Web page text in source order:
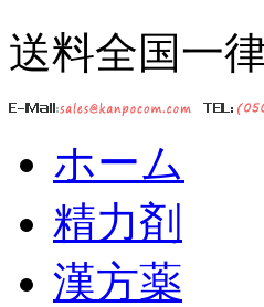
送料全国一
ホーム
精力剤
漢方薬